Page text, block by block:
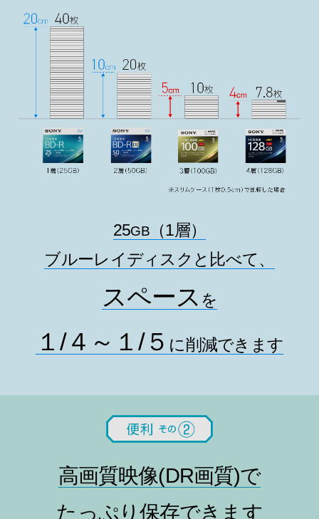
25GB
（1層）
ブルーレイディスクと比べて、
スペース を
１/４～１/５ に削減できます
高画質映像(DR画質)で
たっぷり保存できます